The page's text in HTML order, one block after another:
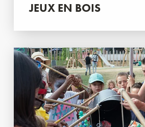
JEUX EN BOIS